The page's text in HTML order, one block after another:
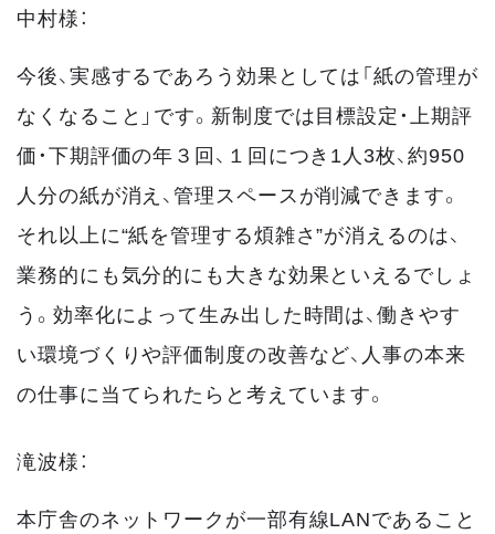
中村様：
今後、実感するであろう効果としては「紙の管理が
なくなること」です。新制度では目標設定・上期評
価・下期評価の年３回、１回につき1人3枚、約950
人分の紙が消え、管理スペースが削減できます。
それ以上に“紙を管理する煩雑さ”が消えるのは、
業務的にも気分的にも大きな効果といえるでしょ
う。効率化によって生み出した時間は、働きやす
い環境づくりや評価制度の改善など、人事の本来
の仕事に当てられたらと考えています。
滝波様：
本庁舎のネットワークが一部有線LANであること